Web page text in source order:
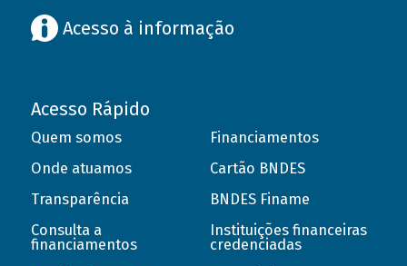
Acesso à informação
Acesso Rápido
Quem somos
Onde atuamos
Transparência
Consulta a
financiamentos
Financiamentos
Cartão BNDES
BNDES Finame
Instituições financeiras
credenciadas